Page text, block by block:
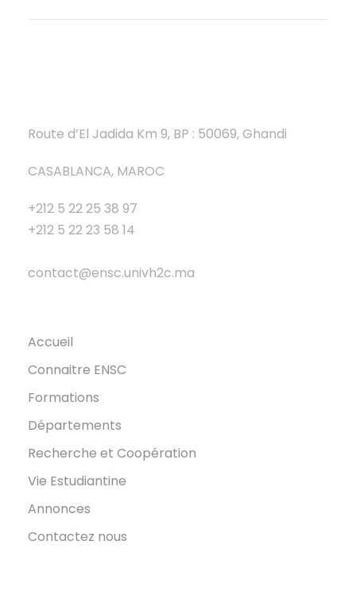
Route d’El Jadida Km 9, BP : 50069, Ghandi
CASABLANCA, MAROC
+212 5 22 25 38 97
+212 5 22 23 58 14
contact@ensc.univh2c.ma
Accueil
Connaitre ENSC
Formations
Départements
Recherche et Coopération
Vie Estudiantine
Annonces
Contactez nous